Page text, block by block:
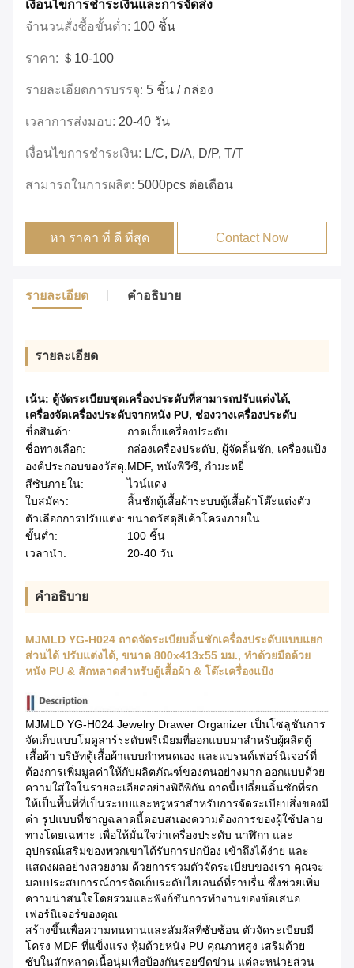
เงื่อนไขการชําระเงินและการจัดส่ง
จำนวนสั่งซื้อขั้นต่ำ: 100 ชิ้น
ราคา: ＄10-100
รายละเอียดการบรรจุ: 5 ชิ้น / กล่อง
เวลาการส่งมอบ: 20-40 วัน
เงื่อนไขการชำระเงิน: L/c, D/a, D/p, T/t
สามารถในการผลิต: 5000pcs ต่อเดือน
หา ราคา ที่ ดี ที่สุด Contact Now
รายละเอียด คําอธิบาย
รายละเอียด
เน้น: ตู้จัดระเบียบชุดเครื่องประดับที่สามารถปรับแต่งได้,
เครื่องจัดเครื่องประดับจากหนัง PU, ช่องวางเครื่องประดับ
ชื่อสินค้า:
ถาดเก็บเครื่องประดับ
ชื่อทางเลือก:
กล่องเครื่องประดับ, ผู้จัดลิ้นชัก, เครื่องแป้ง
องค์ประกอบของวัสดุ:MDF, หนังพีวีซี, กำมะหยี่
สีซับภายใน:
ไวน์แดง
ใบสมัคร:
ลิ้นชักตู้เสื้อผ้าระบบตู้เสื้อผ้าโต๊ะแต่งตัว
ตัวเลือกการปรับแต่ง: ขนาดวัสดุสีเค้าโครงภายใน
ขั้นต่ำ:
100 ชิ้น
เวลานำ:
20-40 วัน
คําอธิบาย
MJMLD YG-H024 ถาดจัดระเบียบลิ้นชักเครื่องประดับแบบแยก
ส่วนได้ ปรับแต่งได้, ขนาด 800x413x55 มม., ทำด้วยมือด้วย
หนัง PU & สักหลาดสำหรับตู้เสื้อผ้า & โต๊ะเครื่องแป้ง
MJMLD YG-H024 Jewelry Drawer Organizer เป็นโซลูชันการ
จัดเก็บแบบโมดูลาร์ระดับพรีเมียมที่ออกแบบมาสำหรับผู้ผลิตตู้
เสื้อผ้า บริษัทตู้เสื้อผ้าแบบกำหนดเอง และแบรนด์เฟอร์นิเจอร์ที่
ต้องการเพิ่มมูลค่าให้กับผลิตภัณฑ์ของตนอย่างมาก ออกแบบด้วย
ความใส่ใจในรายละเอียดอย่างพิถีพิถัน ถาดนี้เปลี่ยนลิ้นชักที่รก
ให้เป็นพื้นที่ที่เป็นระบบและหรูหราสำหรับการจัดระเบียบสิ่งของมี
ค่า รูปแบบที่ชาญฉลาดนี้ตอบสนองความต้องการของผู้ใช้ปลาย
ทางโดยเฉพาะ เพื่อให้มั่นใจว่าเครื่องประดับ นาฬิกา และ
อุปกรณ์เสริมของพวกเขาได้รับการปกป้อง เข้าถึงได้ง่าย และ
แสดงผลอย่างสวยงาม ด้วยการรวมตัวจัดระเบียบของเรา คุณจะ
มอบประสบการณ์การจัดเก็บระดับไฮเอนด์ที่ราบรื่น ซึ่งช่วยเพิ่ม
ความน่าสนใจโดยรวมและฟังก์ชันการทำงานของข้อเสนอ
เฟอร์นิเจอร์ของคุณ
สร้างขึ้นเพื่อความทนทานและสัมผัสที่ซับซ้อน ตัวจัดระเบียบมี
โครง MDF ที่แข็งแรง หุ้มด้วยหนัง PU คุณภาพสูง เสริมด้วย
ซับในสักหลาดเนื้อนุ่มเพื่อป้องกันรอยขีดข่วน แต่ละหน่วยส่วน